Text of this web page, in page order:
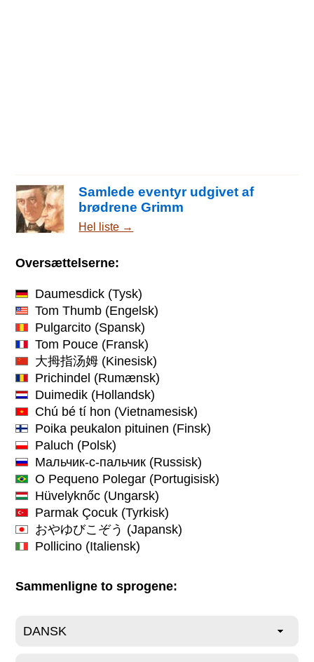
Samlede eventyr udgivet af
brødrene Grimm
Hel liste →
Oversættelserne:
Daumesdick (Tysk)
Tom Thumb (Engelsk)
Pulgarcito (Spansk)
Tom Pouce (Fransk)
大拇指汤姆 (Kinesisk)
Prichindel (Rumænsk)
Duimedik (Hollandsk)
Chú bé tí hon (Vietnamesisk)
Poika peukalon pituinen (Finsk)
Paluch (Polsk)
Мальчик-с-пальчик (Russisk)
O Pequeno Polegar (Portugisisk)
Hüvelyknőc (Ungarsk)
Parmak Çocuk (Tyrkisk)
おやゆびこぞう (Japansk)
Pollicino (Italiensk)
Sammenligne to sprogene: